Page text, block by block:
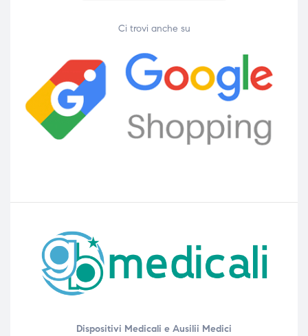
Ci trovi anche su
Dispositivi Medicali e Ausilii Medici